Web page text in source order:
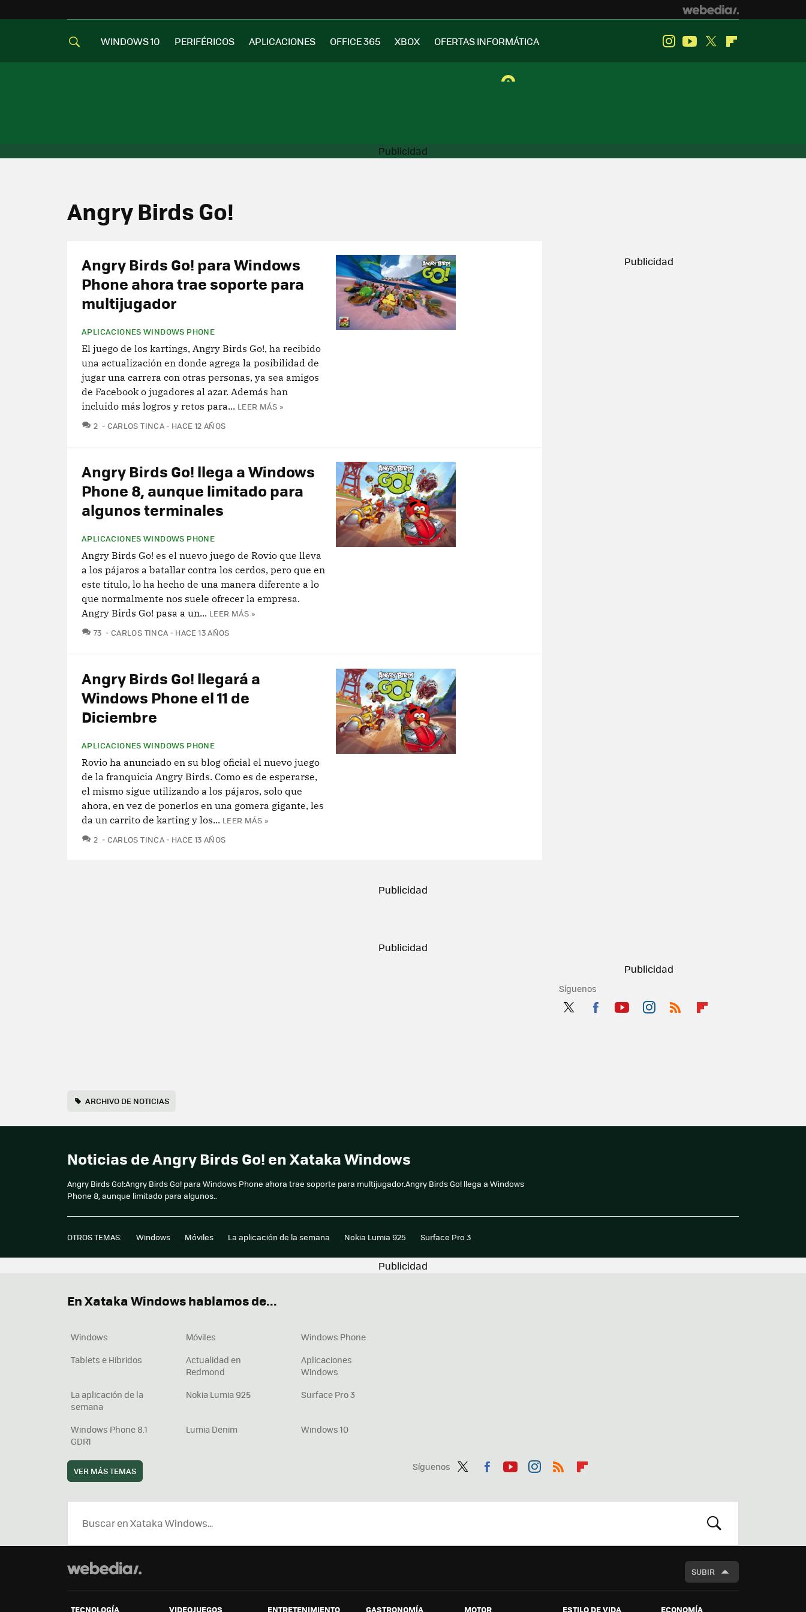
WINDOWS 10 PERIFÉRICOS APLICACIONES OFFICE 365 XBOX OFERTAS INFORMÁTICA InstagramYoutube
Twitter
Angry Birds Go!
Angry Birds Go! para Windows
Phone ahora trae soporte para
multijugador
APLICACIONES WINDOWS PHONE
El juego de los kartings, Angry Birds Go!, ha recibido
una actualización en donde agrega la posibilidad de
jugar una carrera con otras personas, ya sea amigos
de Facebook o jugadores al azar. Además han
incluido más logros y retos para... LEER MÁS »
2 COMENTARIOS
CARLOS TINCA HACE 12 AÑOS
Angry Birds Go! llega a Windows
Phone 8, aunque limitado para
algunos terminales
APLICACIONES WINDOWS PHONE
Angry Birds Go! es el nuevo juego de Rovio que lleva
a los pájaros a batallar contra los cerdos, pero que en
este título, lo ha hecho de una manera diferente a lo
que normalmente nos suele ofrecer la empresa.
Angry Birds Go! pasa a un... LEER MÁS »
73 COMENTARIOS
CARLOS TINCA HACE 13 AÑOS
Angry Birds Go! llegará a
Windows Phone el 11 de
Diciembre
APLICACIONES WINDOWS PHONE
Rovio ha anunciado en su blog oficial el nuevo juego
de la franquicia Angry Birds. Como es de esperarse,
el mismo sigue utilizando a los pájaros, solo que
ahora, en vez de ponerlos en una gomera gigante, les
da un carrito de karting y los... LEER MÁS »
2 COMENTARIOS
CARLOS TINCA HACE 13 AÑOS
Síguenos
ARCHIVO DE NOTICIAS
Noticias de Angry Birds Go! en Xataka Windows
Angry Birds Go!:Angry Birds Go! para Windows Phone ahora trae soporte para multijugador.Angry Birds Go! llega a Windows
Phone 8, aunque limitado para algunos..
OTROS TEMAS: Windows Móviles La aplicación de la semana Nokia Lumia 925 Surface Pro 3
Síguenos
ter
ebo tub agr
boa
En Xataka Windows hablamos de...
Windows Móviles
Windows Phone
Tablets e Híbridos
Actualidad en
Redmond
Aplicaciones
Windows
La aplicación de la
semana
Nokia Lumia 925 Surface Pro 3
Windows Phone 8.1
GDR1
Lumia Denim Windows 10
VER MÁS TEMAS
BUSCAR
SUBIR
TECNOLOGÍA VIDEOJUEGOS ENTRETENIMIENTO GASTRONOMÍA MOTOR ESTILO DE VIDA ECONOMÍA